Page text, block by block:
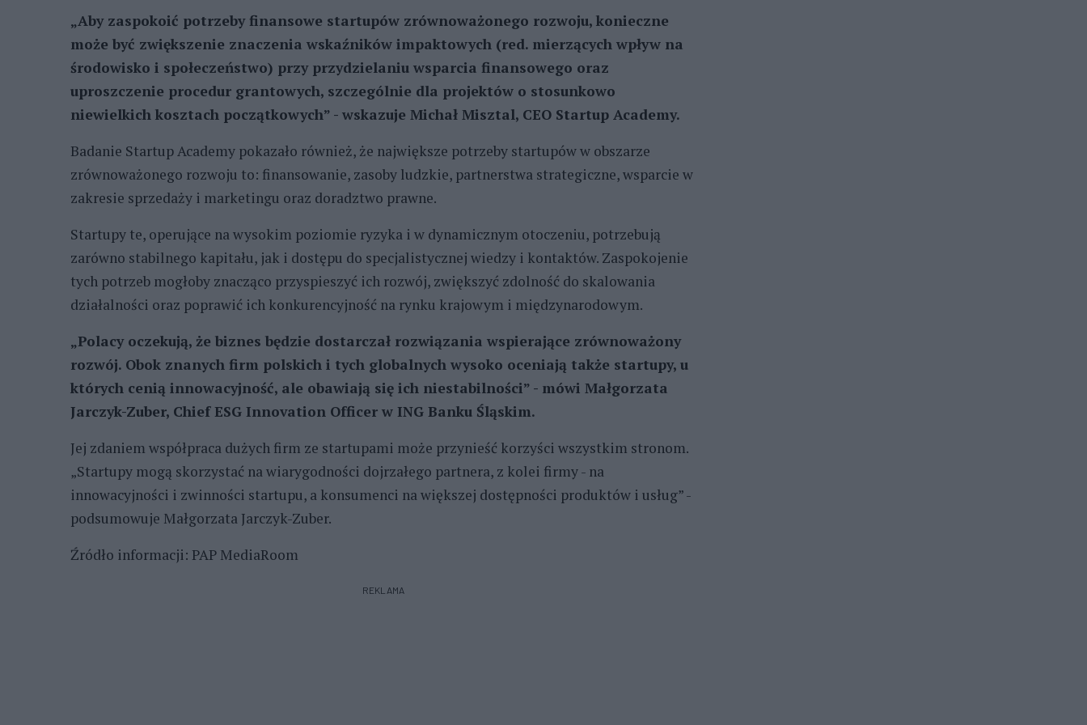
„Aby zaspokoić potrzeby finansowe startupów zrównoważonego rozwoju, konieczne
może być zwiększenie znaczenia wskaźników impaktowych (red. mierzących wpływ na
środowisko i społeczeństwo) przy przydzielaniu wsparcia finansowego oraz
uproszczenie procedur grantowych, szczególnie dla projektów o stosunkowo
niewielkich kosztach początkowych” - wskazuje Michał Misztal, CEO Startup Academy.
Badanie Startup Academy pokazało również, że największe potrzeby startupów w obszarze
zrównoważonego rozwoju to: finansowanie, zasoby ludzkie, partnerstwa strategiczne, wsparcie w
zakresie sprzedaży i marketingu oraz doradztwo prawne.
Startupy te, operujące na wysokim poziomie ryzyka i w dynamicznym otoczeniu, potrzebują
zarówno stabilnego kapitału, jak i dostępu do specjalistycznej wiedzy i kontaktów. Zaspokojenie
tych potrzeb mogłoby znacząco przyspieszyć ich rozwój, zwiększyć zdolność do skalowania
działalności oraz poprawić ich konkurencyjność na rynku krajowym i międzynarodowym.
„Polacy oczekują, że biznes będzie dostarczał rozwiązania wspierające zrównoważony
rozwój. Obok znanych firm polskich i tych globalnych wysoko oceniają także startupy, u
których cenią innowacyjność, ale obawiają się ich niestabilności” - mówi Małgorzata
Jarczyk-Zuber, Chief ESG Innovation Officer w ING Banku Śląskim.
Jej zdaniem współpraca dużych firm ze startupami może przynieść korzyści wszystkim stronom.
„Startupy mogą skorzystać na wiarygodności dojrzałego partnera, z kolei firmy - na
innowacyjności i zwinności startupu, a konsumenci na większej dostępności produktów i usług” -
podsumowuje Małgorzata Jarczyk-Zuber.
Źródło informacji: PAP MediaRoom
REKLAMA